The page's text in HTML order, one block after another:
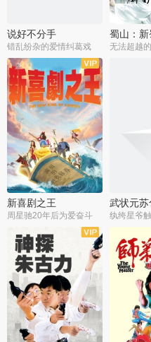
说好不分手
错乱纷杂的爱情纠葛戏
蜀山：
新喜剧之王
周星驰20年后为爱奋斗
武状元苏
纨绔星爷